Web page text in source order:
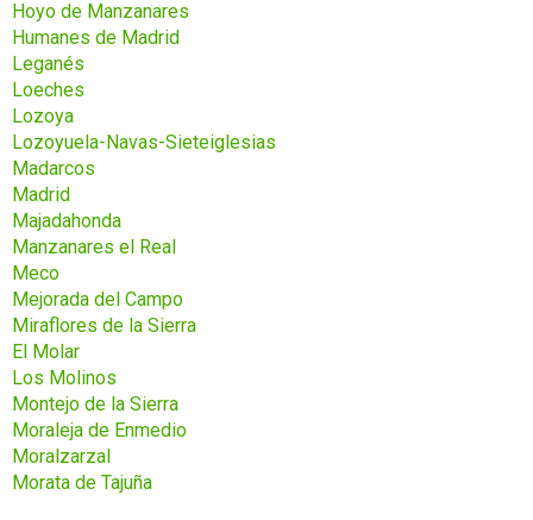
Hoyo de Manzanares
Humanes de Madrid
Leganés
Loeches
Lozoya
Lozoyuela-Navas-Sieteiglesias
Madarcos
Madrid
Majadahonda
Manzanares el Real
Meco
Mejorada del Campo
Miraflores de la Sierra
El Molar
Los Molinos
Montejo de la Sierra
Moraleja de Enmedio
Moralzarzal
Morata de Tajuña